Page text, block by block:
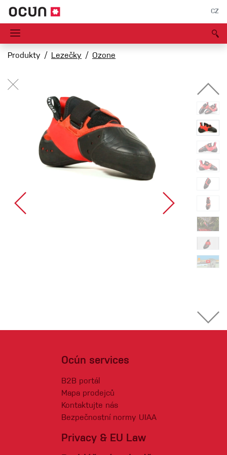
CZ
Produkty Lezečky Ozone
Ocún services
B2B portál
Mapa prodejců
Kontaktujte nás
Bezpečnostní normy UIAA
Privacy & EU Law